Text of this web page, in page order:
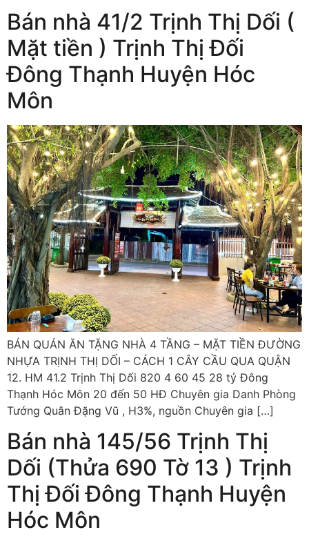
Bán nhà 41/2 Trịnh Thị Dối (
Mặt tiền ) Trịnh Thị Đối
Đông Thạnh Huyện Hóc
Môn
BÁN QUÁN ĂN TẶNG NHÀ 4 TẦNG – MẶT TIỀN ĐƯỜNG
NHỰA TRỊNH THỊ DỐI – CÁCH 1 CÂY CẦU QUA QUẬN
12. HM 41.2 Trịnh Thị Dối 820 4 60 45 28 tỷ Đông
Thạnh Hóc Môn 20 đến 50 HĐ Chuyên gia Danh Phòng
Tướng Quân Đặng Vũ , H3%, nguồn Chuyên gia […]
Bán nhà 145/56 Trịnh Thị
Dối (Thửa 690 Tờ 13 ) Trịnh
Thị Đối Đông Thạnh Huyện
Hóc Môn